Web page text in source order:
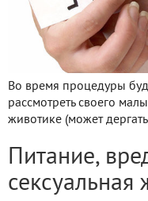
Во время процедуры
рассмотреть своего
животике (может
Питание,
сексуальная